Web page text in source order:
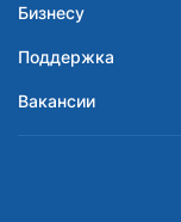
Бизнесу
Поддержка
Вакансии